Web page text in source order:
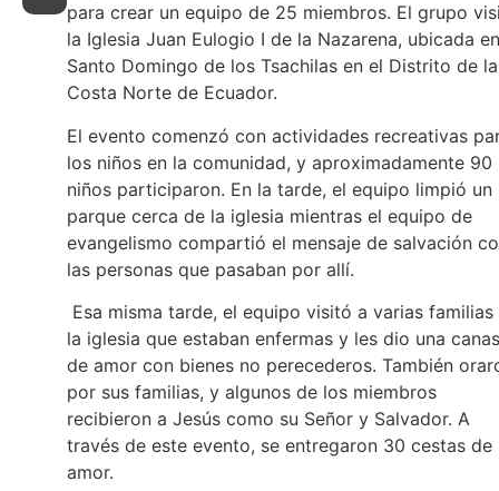
para crear un equipo de 25 miembros. El grupo
la Iglesia Juan Eulogio I de la Nazarena, ubicada en
Santo Domingo de los Tsachilas en el Distrito de la
Costa Norte de Ecuador.
El evento comenzó con actividades recreativas
los niños en la comunidad, y aproximadamente 90
niños participaron. En la tarde, el equipo limpió un
parque cerca de la iglesia mientras el equipo de
evangelismo compartió el mensaje de salvación
las personas que pasaban por allí.
Esa misma tarde, el equipo visitó a varias familias
la iglesia que estaban enfermas y les dio una
de amor con bienes no perecederos. También
por sus familias, y algunos de los miembros
recibieron a Jesús como su Señor y Salvador. A
través de este evento, se entregaron 30 cestas de
amor.